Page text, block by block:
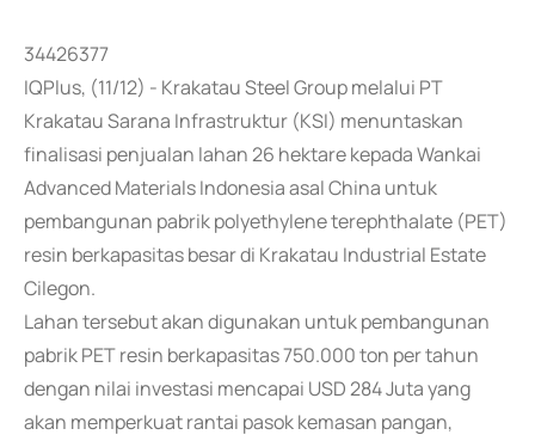
34426377
IQPlus, (11/12) - Krakatau Steel Group melalui PT
Krakatau Sarana Infrastruktur (KSI) menuntaskan
finalisasi penjualan lahan 26 hektare kepada Wankai
Advanced Materials Indonesia asal China untuk
pembangunan pabrik polyethylene terephthalate (PET)
resin berkapasitas besar di Krakatau Industrial Estate
Cilegon.
Lahan tersebut akan digunakan untuk pembangunan
pabrik PET resin berkapasitas 750.000 ton per tahun
dengan nilai investasi mencapai USD 284 Juta yang
akan memperkuat rantai pasok kemasan pangan,